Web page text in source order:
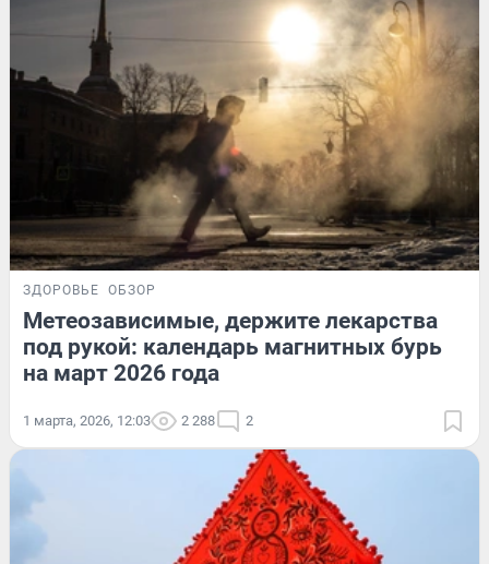
ЗДОРОВЬЕ ОБЗОР
Метеозависимые, держите лекарства
под рукой: календарь магнитных бурь
на март 2026 года
1 марта, 2026, 12:03 2 288 2